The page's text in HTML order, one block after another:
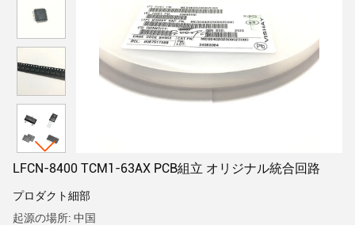
LFCN-8400 TCM1-63AX PCB組立 オリジナル統合回路
プロダクト細部
起源の場所: 中国